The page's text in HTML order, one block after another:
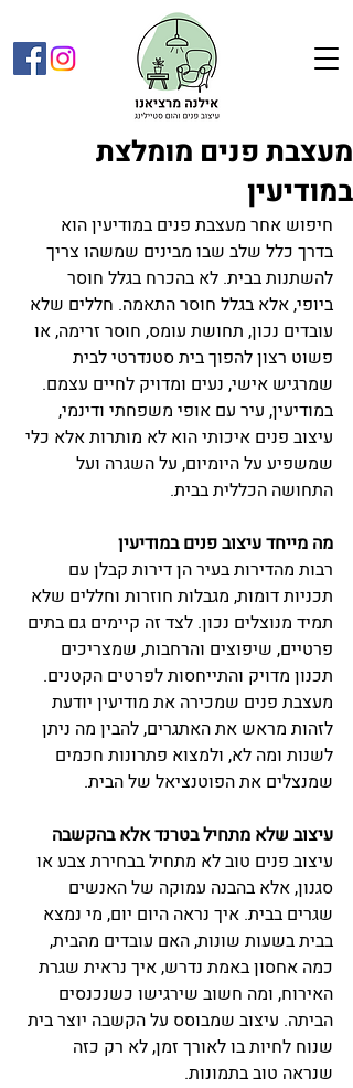
מעצבת פנים מומלצת
במודיעין
חיפוש אחר מעצבת פנים במודיעין הוא
בדרך כלל שלב שבו מבינים שמשהו צריך
להשתנות בבית. לא בהכרח בגלל חוסר
ביופי, אלא בגלל חוסר התאמה. חללים שלא
עובדים נכון, תחושת עומס, חוסר זרימה, או
פשוט רצון להפוך בית סטנדרטי לבית
שמרגיש אישי, נעים ומדויק לחיים עצמם.
במודיעין, עיר עם אופי משפחתי ודינמי,
עיצוב פנים איכותי הוא לא מותרות אלא כלי
שמשפיע על היומיום, על השגרה ועל
התחושה הכללית בבית.
מה מייחד עיצוב פנים במודיעין
רבות מהדירות בעיר הן דירות קבלן עם
תכניות דומות, מגבלות חוזרות וחללים שלא
תמיד מנוצלים נכון. לצד זה קיימים גם בתים
פרטיים, שיפוצים והרחבות, שמצריכים
תכנון מדויק והתייחסות לפרטים הקטנים.
מעצבת פנים שמכירה את מודיעין יודעת
לזהות מראש את האתגרים, להבין מה ניתן
לשנות ומה לא, ולמצוא פתרונות חכמים
שמנצלים את הפוטנציאל של הבית.
עיצוב שלא מתחיל בטרנד אלא בהקשבה
עיצוב פנים טוב לא מתחיל בבחירת צבע או
סגנון, אלא בהבנה עמוקה של האנשים
שגרים בבית. איך נראה היום יום, מי נמצא
בבית בשעות שונות, האם עובדים מהבית,
כמה אחסון באמת נדרש, איך נראית שגרת
האירוח, ומה חשוב שירגישו כשנכנסים
הביתה. עיצוב שמבוסס על הקשבה יוצר בית
שנוח לחיות בו לאורך זמן, לא רק כזה
שנראה טוב בתמונות.